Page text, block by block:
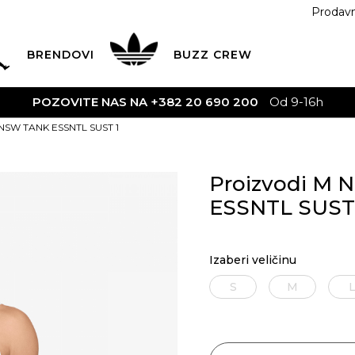
BRENDOVI BUZZ CREW
POZOVITE NAS NA +382 20 690 200 Od 9-16h
TANK ESSNTL SUST 1
Proizvodi M
ESSNTL
Izaberi veličinu
S
M L